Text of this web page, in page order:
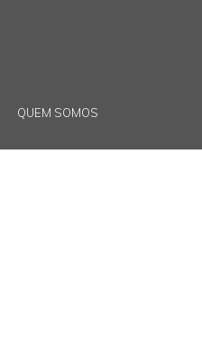
QUEM SOMOS